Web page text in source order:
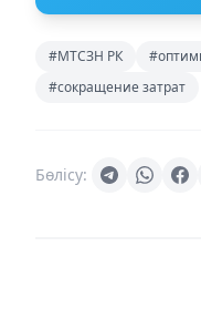
#МТСЗН РК
#сокращение затрат
Бөлісу: